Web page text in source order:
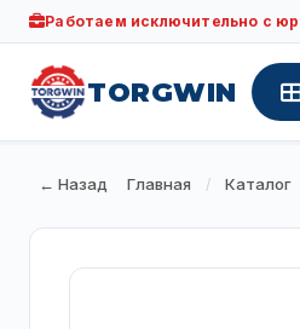
Работаем исключительно с
TORGWIN
← Назад Главная / Каталог